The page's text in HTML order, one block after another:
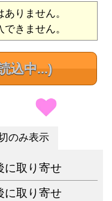
りません。
きません。
込中...)
のみ表示
に取り寄せ
に取り寄せ